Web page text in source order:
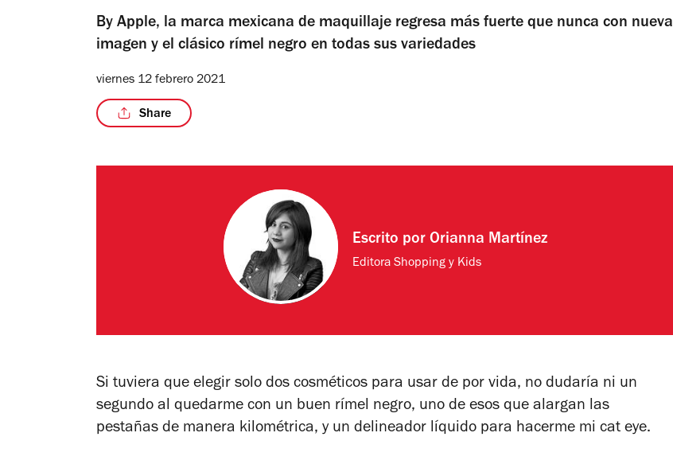
By Apple, la marca mexicana de maquillaje regresa más fuerte que nunca con nueva
imagen y el clásico rímel negro en todas sus variedades
viernes 12 febrero 2021
Share
Escrito por Orianna Martínez
Editora Shopping y Kids
Si tuviera que elegir solo dos cosméticos para usar de por vida, no dudaría ni un
segundo al quedarme con un buen rímel negro, uno de esos que alargan las
pestañas de manera kilométrica, y un delineador líquido para hacerme mi cat eye.